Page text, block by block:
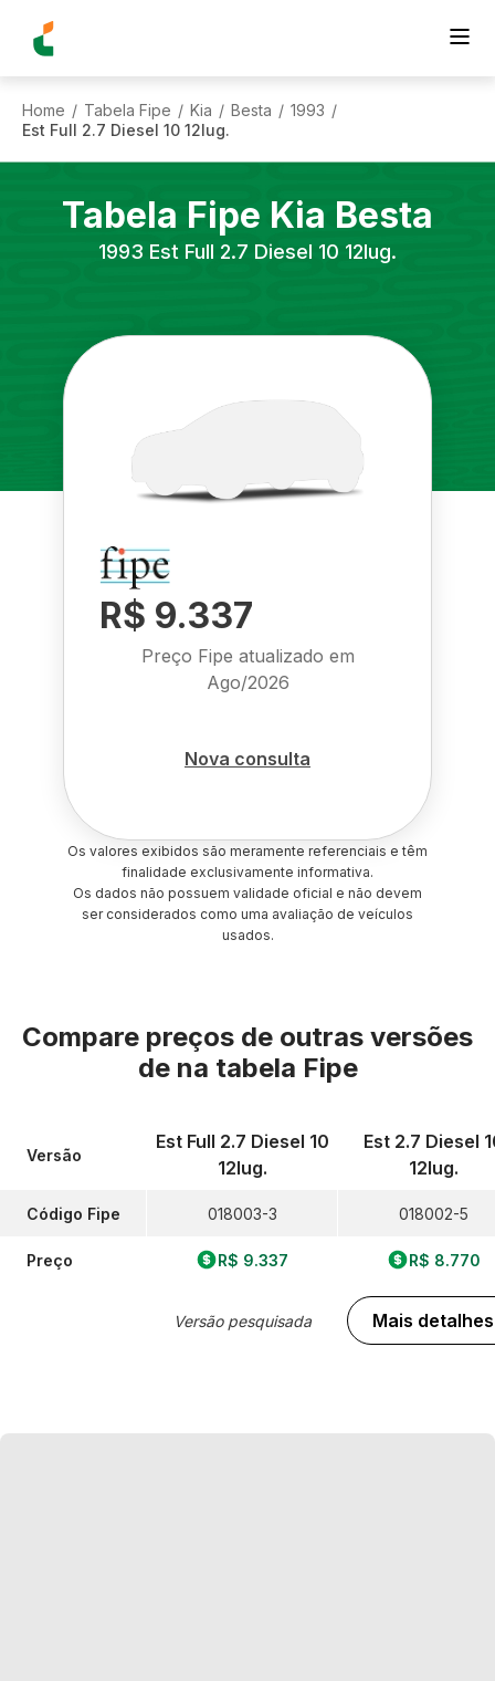
Home / Tabela Fipe / Kia / Besta / 1993 /
Est Full 2.7 Diesel 10 12lug.
Tabela Fipe Kia Besta
1993 Est Full 2.7 Diesel 10 12lug.
R$ 9.337
Preço Fipe atualizado em
Ago/2026
Nova consulta
Os valores exibidos são meramente referenciais e têm
finalidade exclusivamente informativa.
Os dados não possuem validade oficial e não devem
ser considerados como uma avaliação de veículos
usados.
Compare preços de outras versões
de na tabela Fipe
Versão
Código Fipe
Preço
Est Full 2.7 Diesel 10
12lug.
018003-3
R$ 9.337
Versão pesquisada
Est 2.7 Diesel
12lug.
018002-5
R$ 8.770
Mais detalhes